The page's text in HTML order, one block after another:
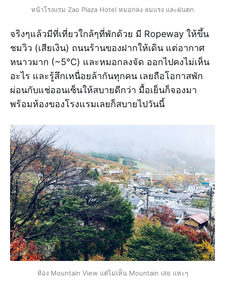
หน้าโรงแรม Zao Plaza Hotel หมอกลง ลมแรง และฝนตก
จริงๆแล้วมีที่เที่ยวใกล้ๆที่พักด้วย มี Ropeway ให้ขึ้น
ชมวิว (เสียเงิน) ถนนร้านของฝากให้เดิน แต่อากาศ
หนาวมาก (~5°C) และหมอกลงจัด ออกไปคงไม่เห็น
อะไร และรู้สึกเหนื่อยล้ากันทุกคน เลยถือโอกาสพัก
ผ่อนกับแช่ออนเซ็นให้สบายดีกว่า มื้อเย็นก็จองมา
พร้อมห้องของโรงแรมเลยก็สบายไปวันนี้
ห้อง Mountain View แต่ไม่เห็น Mountain เลย แหะๆ